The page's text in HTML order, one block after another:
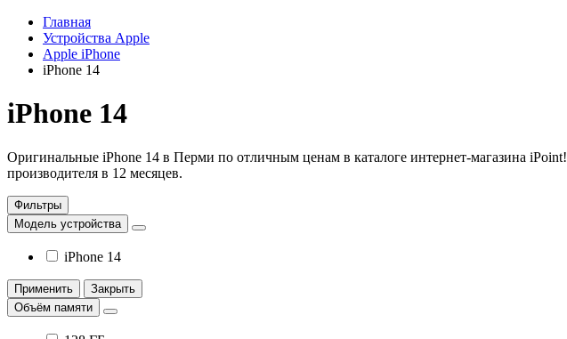
Главная
Устройства Apple
Apple iPhone
iPhone 14
iPhone 14
Оригинальные iPhone 14 в Перми по отличным ценам в каталоге интернет-магазина iPoint!
производителя в 12 месяцев.
Фильтры
Модель устройства
iPhone 14
Применить
Закрыть
Объём памяти